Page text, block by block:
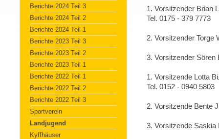
Berichte 2024 Teil 3
Berichte 2024 Teil 2
Berichte 2024 Teil 1
Berichte 2023 Teil 3
Berichte 2023 Teil 2
Berichte 2023 Teil 1
Berichte 2022 Teil 1
Berichte 2022 Teil 2
Berichte 2022 Teil 3
Sportverein
Landjugend
Kyffhäuser
1. Vorsitzender Brian
Tel. 0175 - 379 7773
2. Vorsitzender Torge
3. Vorsitzender Sören
1. Vorsitzende Lotta
Tel. 0152 - 0940 5803
2. Vorsitzende Bente
3. Vorsitzende Saskia